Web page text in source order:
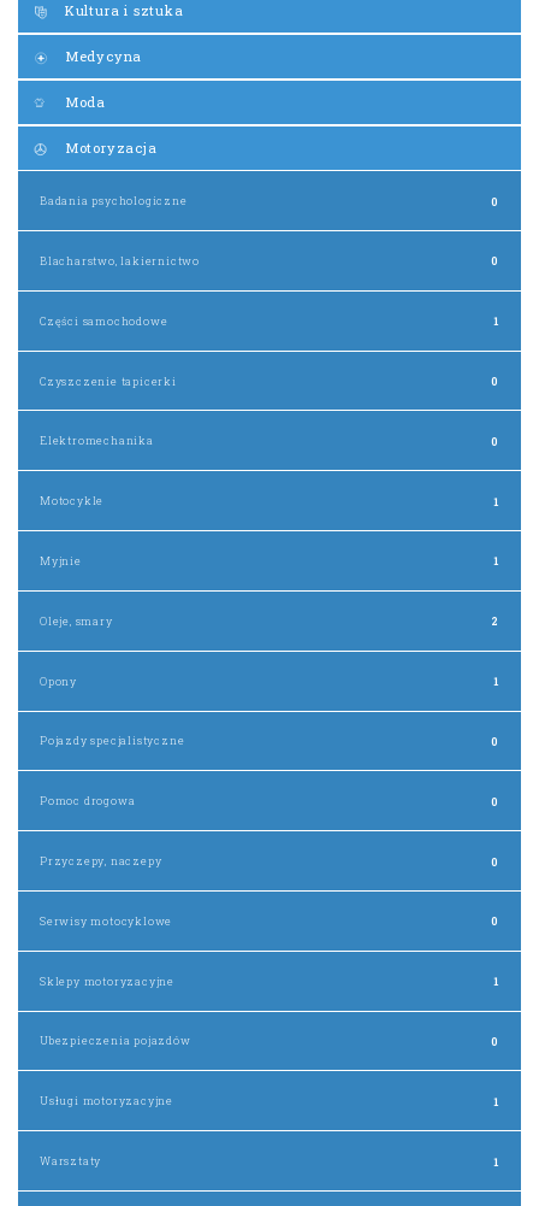
Kultura i sztuka
Medycyna
Moda
Motoryzacja
Badania psychologiczne 0
Blacharstwo, lakiernictwo 0
Części samochodowe 1
Czyszczenie tapicerki 0
Elektromechanika 0
Motocykle 1
Myjnie 1
Oleje, smary 2
Opony 1
Pojazdy specjalistyczne 0
Pomoc drogowa 0
Przyczepy, naczepy 0
Serwisy motocyklowe 0
Sklepy motoryzacyjne 1
Ubezpieczenia pojazdów 0
Usługi motoryzacyjne 1
Warsztaty 1